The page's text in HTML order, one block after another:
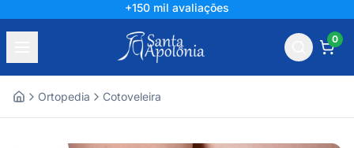
+150 mil avaliações
0
Ortopedia Cotoveleira